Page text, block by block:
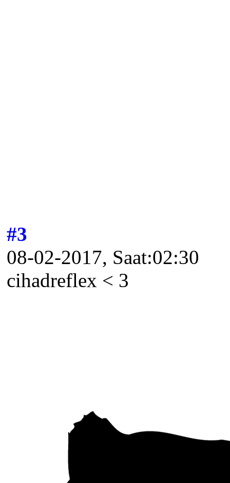
#3
08-02-2017, Saat:02:30
cihadreflex < 3